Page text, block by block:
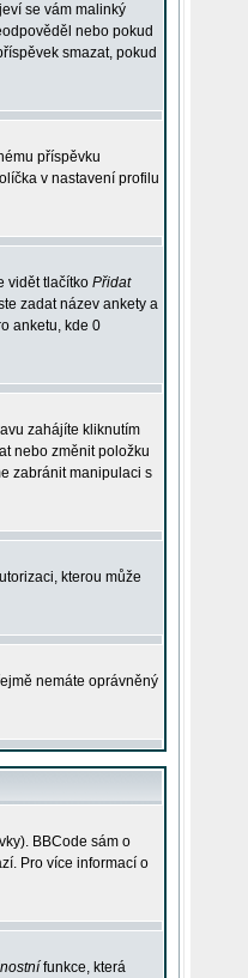
se vám malinký
nebo pokud
smazat, pokud
příspěvku
v nastavení profilu
vidět tlačítko Přidat
zadat název ankety a
anketu, kde 0
zahájíte kliknutím
nebo změnit položku
zabránit manipulaci s
kterou může
nemáte oprávněný
BBCode sám o
Pro více informací o
funkce, která